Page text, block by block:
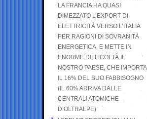
LA FRANCIA HA QUASI
DIMEZZATO L’EXPORT DI
ELETTRICITÀ VERSO L’ITALIA
PER RAGIONI DI SOVRANITÀ
ENERGETICA, E METTE IN
ENORME DIFFICOLTÀ IL
NOSTRO PAESE, CHE IMPORTA
IL 16% DEL SUO FABBISOGNO
(IL 60% ARRIVA DALLE
CENTRALI ATOMICHE
D’OLTRALPE)